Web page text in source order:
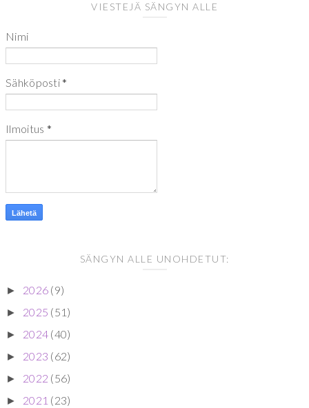
VIESTEJÄ SÄNGYN ALLE
Nimi
Sähköposti*
Ilmoitus *
SÄNGYN ALLE UNOHDETUT:
► 2026 (9)
► 2025 (51)
► 2024 (40)
► 2023 (62)
► 2022 (56)
► 2021 (23)